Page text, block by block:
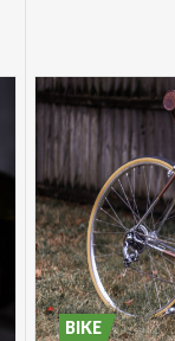
BIKE